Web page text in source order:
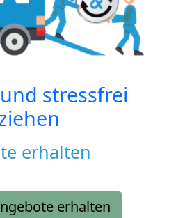
stressfrei
erhalten
erhalten